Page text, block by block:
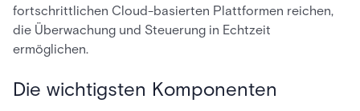
fortschrittlichen Cloud-basierten Plattformen reichen,
die Überwachung und Steuerung in Echtzeit
ermöglichen.
Die wichtigsten Komponenten